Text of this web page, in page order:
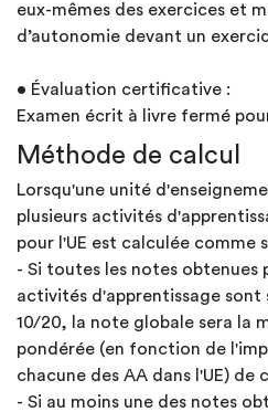
eux-mêmes des exercices et
d’autonomie devant un
• Évaluation certificative :
Examen écrit à livre fermé
Méthode de calcul
Lorsqu'une unité
plusieurs activités
pour l'UE est calculée comme
- Si toutes les notes obtenues
activités d'apprentissage sont
10/20, la note globale sera la
pondérée (en fonction de
chacune des AA dans l'UE) de
- Si au moins une des notes